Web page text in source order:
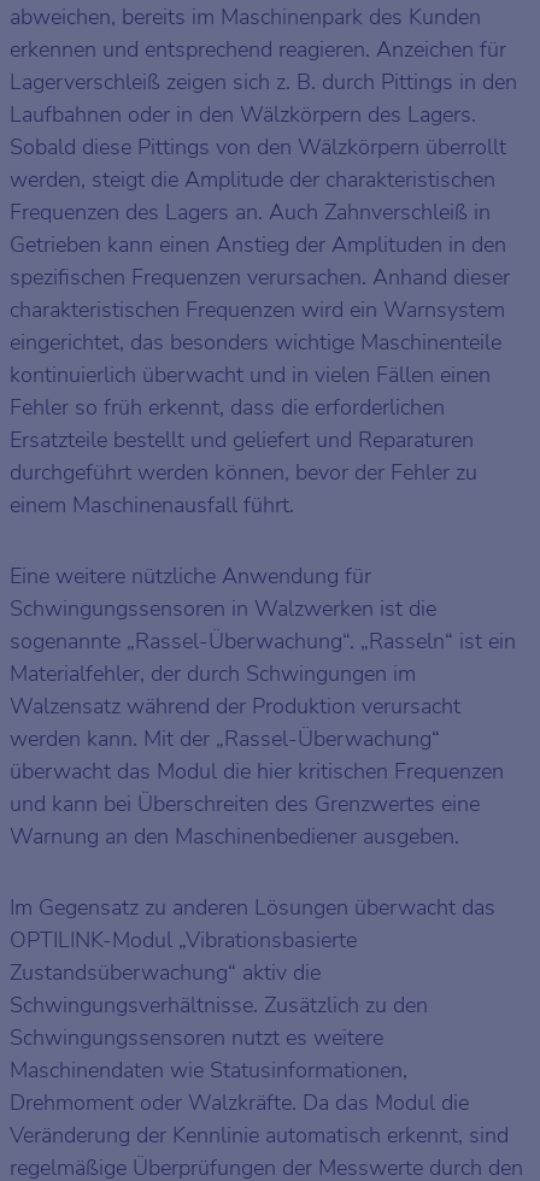
abweichen, bereits im Maschinenpark des Kunden
erkennen und entsprechend reagieren. Anzeichen für
Lagerverschleiß zeigen sich z. B. durch Pittings in den
Laufbahnen oder in den Wälzkörpern des Lagers.
Sobald diese Pittings von den Wälzkörpern überrollt
werden, steigt die Amplitude der charakteristischen
Frequenzen des Lagers an. Auch Zahnverschleiß in
Getrieben kann einen Anstieg der Amplituden in den
spezifischen Frequenzen verursachen. Anhand dieser
charakteristischen Frequenzen wird ein Warnsystem
eingerichtet, das besonders wichtige Maschinenteile
kontinuierlich überwacht und in vielen Fällen einen
Fehler so früh erkennt, dass die erforderlichen
Ersatzteile bestellt und geliefert und Reparaturen
durchgeführt werden können, bevor der Fehler zu
einem Maschinenausfall führt.
Eine weitere nützliche Anwendung für
Schwingungssensoren in Walzwerken ist die
sogenannte „Rassel-Überwachung“. „Rasseln“ ist ein
Materialfehler, der durch Schwingungen im
Walzensatz während der Produktion verursacht
werden kann. Mit der „Rassel-Überwachung“
überwacht das Modul die hier kritischen Frequenzen
und kann bei Überschreiten des Grenzwertes eine
Warnung an den Maschinenbediener ausgeben.
Im Gegensatz zu anderen Lösungen überwacht das
OPTILINK-Modul „Vibrationsbasierte
Zustandsüberwachung“ aktiv die
Schwingungsverhältnisse. Zusätzlich zu den
Schwingungssensoren nutzt es weitere
Maschinendaten wie Statusinformationen,
Drehmoment oder Walzkräfte. Da das Modul die
Veränderung der Kennlinie automatisch erkennt, sind
regelmäßige Überprüfungen der Messwerte durch den